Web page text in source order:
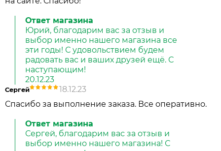
Ответ магазина
Юрий, благодарим вас за отзыв и
выбор именно нашего магазина все
эти годы! С удовольствием будем
радовать вас и ваших друзей ещё. С
наступающим!
20.12.23
Сергей
18.12.23
Спасибо за выполнение заказа. Все оперативно.
Ответ магазина
Сергей, благодарим вас за отзыв и
выбор именно нашего магазина! С